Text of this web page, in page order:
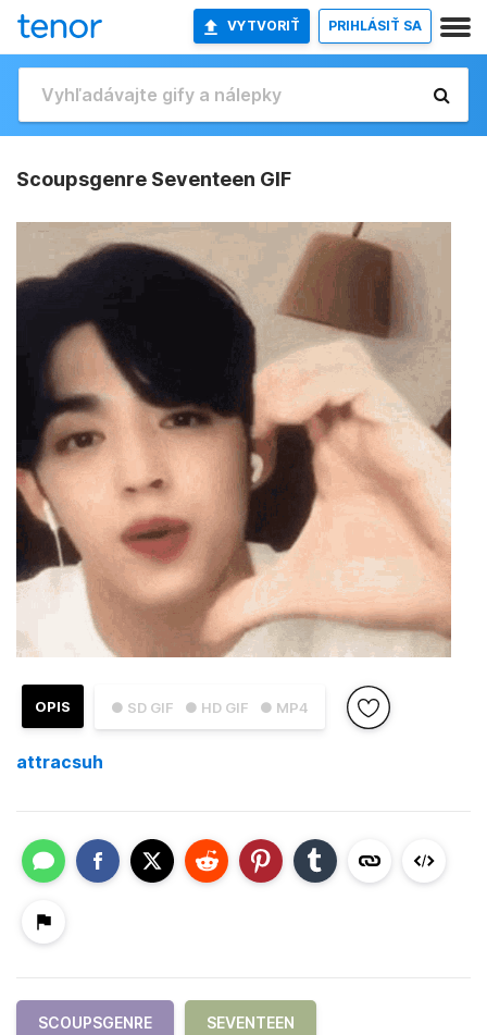
VYTVORIŤ PRIHLÁSIŤ SA
Scoupsgenre Seventeen GIF
● SD GIF ● HD GIF ● MP4
OPIS
attracsuh
SCOUPSGENRE SEVENTEEN